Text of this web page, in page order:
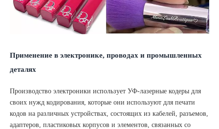
Применение в электронике, проводах и промышленных
деталях
Производство электроники использует УФ-лазерные кодеры для
своих нужд кодирования, которые они используют для печати
кодов на различных устройствах, состоящих из кабелей, разъемов,
адаптеров, пластиковых корпусов и элементов, связанных со